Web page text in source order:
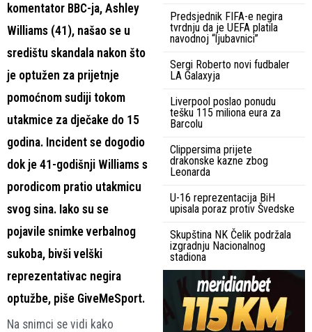
komentator BBC-ja, Ashley
Williams (41), našao se u
središtu skandala nakon što
je optužen za prijetnje
pomoćnom sudiji tokom
utakmice za dječake do 15
godina. Incident se dogodio
dok je 41-godišnji Williams s
porodicom pratio utakmicu
svog sina. Iako su se
pojavile snimke verbalnog
sukoba, bivši velški
reprezentativac negira
optužbe, piše GiveMeSport.
Na snimci se vidi kako
Predsjednik FIFA-e negira
tvrdnju da je UEFA platila
navodnoj “ljubavnici”
Sergi Roberto novi fudbaler
LA Galaxyja
Liverpool poslao ponudu
tešku 115 miliona eura za
Barcolu
Clippersima prijete
drakonske kazne zbog
Leonarda
U-16 reprezentacija BiH
upisala poraz protiv Švedske
Skupština NK Čelik podržala
izgradnju Nacionalnog
stadiona